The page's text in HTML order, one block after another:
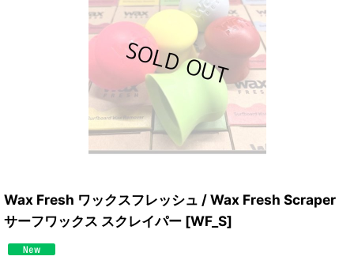
Wax Fresh ワックスフレッシュ / Wax Fresh Scraper
サーフワックス スクレイパー [WF_S]